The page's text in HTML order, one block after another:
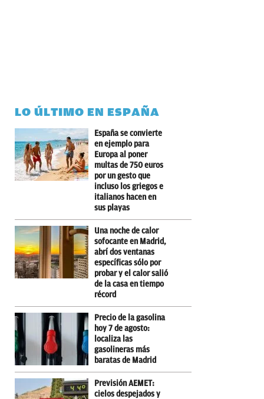
LO ÚLTIMO EN ESPAÑA
España se convierte
en ejemplo para
Europa al poner
multas de 750 euros
por un gesto que
incluso los griegos e
italianos hacen en
sus playas
Una noche de calor
sofocante en Madrid,
abrí dos ventanas
específicas sólo por
probar y el calor salió
de la casa en tiempo
récord
Precio de la gasolina
hoy 7 de agosto:
localiza las
gasolineras más
baratas de Madrid
Previsión AEMET:
cielos despejados y